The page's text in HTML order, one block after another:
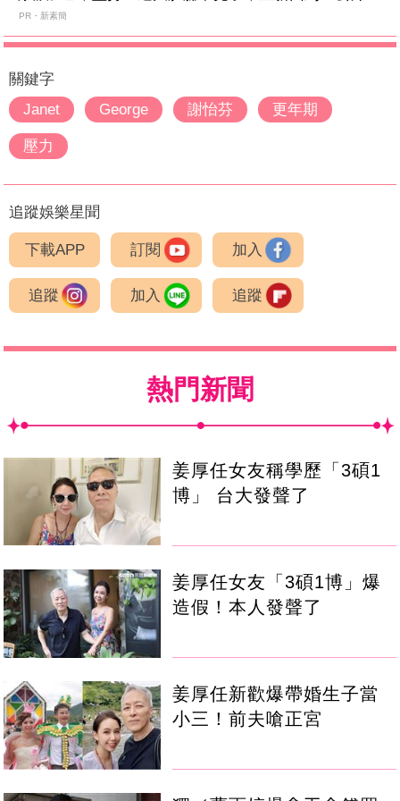
PR・新素簡
關鍵字
Janet
George 謝怡芬 更年期
壓力
追蹤娛樂星聞
下載APP 訂閱 加入
追蹤 加入 追蹤
熱門新聞
姜厚任女友稱學歷「3碩1
博」 台大發聲了
姜厚任女友「3碩1博」爆
造假！本人發聲了
姜厚任新歡爆帶婚生子當
小三！前夫嗆正宮